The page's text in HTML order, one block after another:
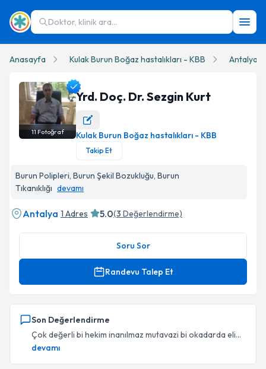
Doktor, klinik ara...
Anasayfa Kulak Burun Boğaz hastalıkları - KBB Antalya
Yrd. Doç. Dr. Sezgin Kurt Profil Fotoğrafı
11Fotoğraf
Yrd. Doç. Dr. Sezgin Kurt
Kulak Burun Boğaz hastalıkları - KBB
Takip Et
Burun Polipleri, Burun Şekil Bozukluğu, Burun
Tıkanıklığı devamı
Antalya 1 Adres 5.0(3 Değerlendirme)
Soru Sor
Randevu Talep Et
Son Değerlendirme
Çok değerli bi hekim inanılmaz mutavazi bi okadarda eli...
devamı